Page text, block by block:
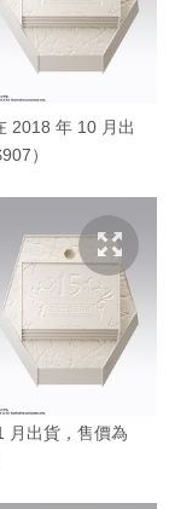
2018 年 10 月出
）
月出貨，售價為